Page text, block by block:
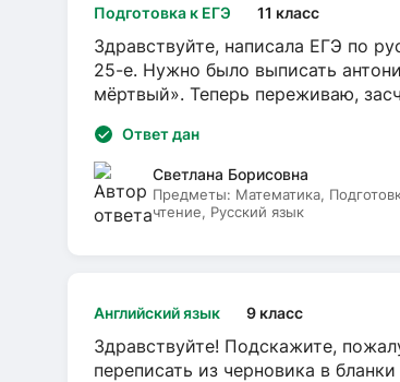
Подготовка к ЕГЭ 11 класс
Здравствуйте, написала ЕГЭ по
25-е. Нужно было выписать
мёртвый». Теперь переживаю,
Ответ дан
Светлана Борисовна
Предметы: Математика,
чтение, Русский язык
Английский язык 9 класс
Здравствуйте! Подскажите,
переписать из черновика в